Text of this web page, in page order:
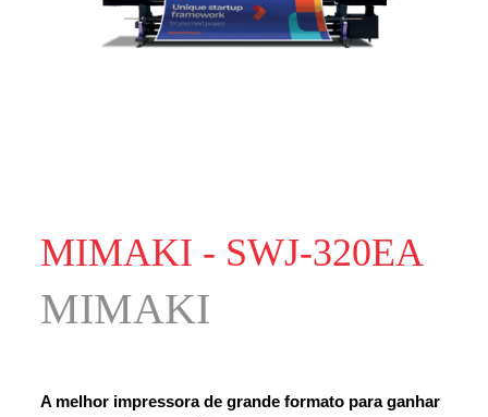
MIMAKI - SWJ-320EA
MIMAKI
A melhor impressora de grande formato para ganhar